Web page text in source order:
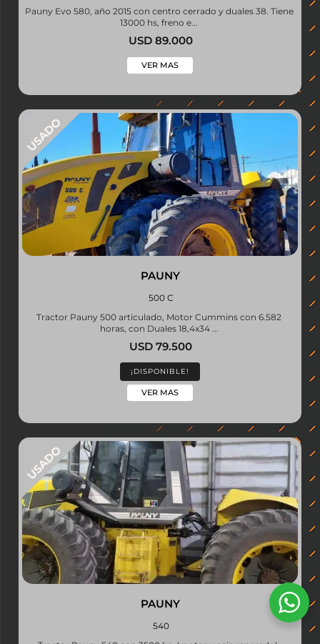
Pauny Evo 580, año 2015 con centro cerrado y duales 38. Tiene
13000 hs, freno e...
USD 89.000
VER MAS
PAUNY
500 C
Tractor Pauny 500 articulado, Motor Cummins con 6.582
horas, con Duales 18,4x34 ...
USD 79.500
¡DISPONIBLE!
VER MAS
PAUNY
540